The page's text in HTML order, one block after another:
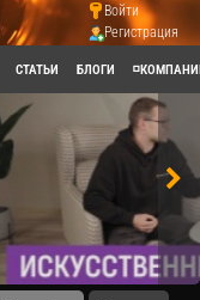
Войти
Регистрация
СТАТЬИ БЛОГИ